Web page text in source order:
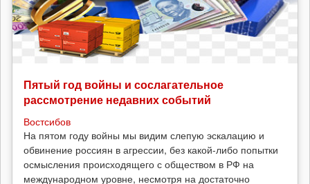
Пятый год войны и сослагательное
рассмотрение недавних событий
Востсибов
На пятом году войны мы видим слепую эскалацию и
обвинение россиян в агрессии, без какой-либо попытки
осмысления происходящего с обществом в РФ на
международном уровне, несмотря на достаточно